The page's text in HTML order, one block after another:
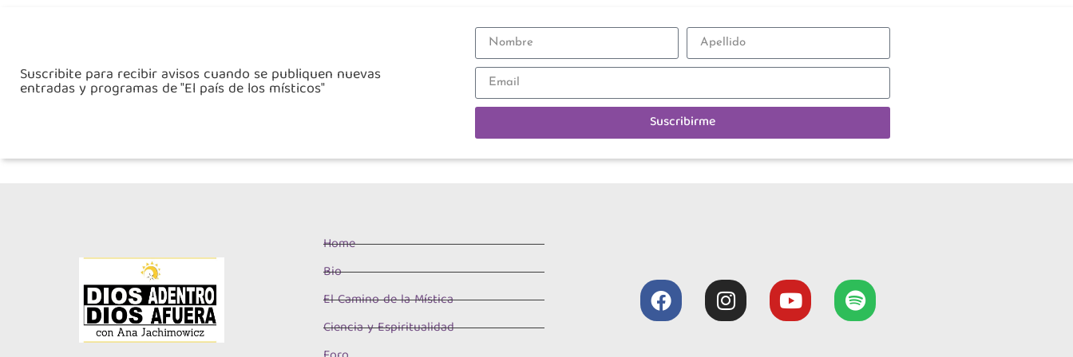
Suscribite para recibir avisos cuando se publiquen nuevas
entradas y programas de "El país de los místicos"
Suscribirme
Home
Bio
El Camino de la Mística
Ciencia y Espiritualidad